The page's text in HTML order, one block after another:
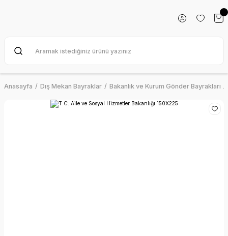
Anasayfa Dış Mekan Bayraklar Bakanlık ve Kurum Gönder Bayrakları